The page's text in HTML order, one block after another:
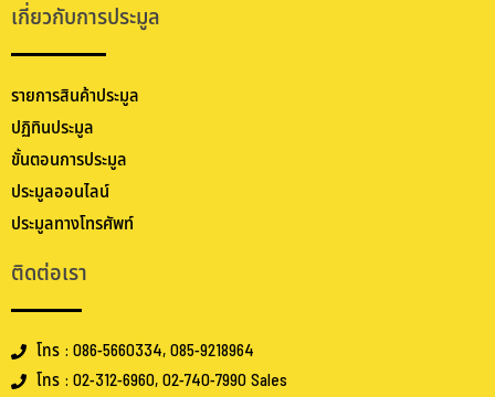
เกี่ยวกับการประมูล
รายการสินค้าประมูล
ปฏิทินประมูล
ขั้นตอนการประมูล
ประมูลออนไลน์
ประมูลทางโทรศัพท์
ติดต่อเรา
โทร : 086-5660334, 085-9218964
โทร : 02-312-6960, 02-740-7990 Sales